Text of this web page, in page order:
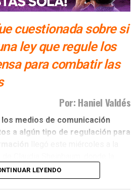
cuestionada sobre si
ley que regule los
para combatir las
Por: Haniel Valdés
los medios de comunicación
a algún tipo de regulación para
a que quienes ejercen el
ética y apego a la verdad.
LEYENDO